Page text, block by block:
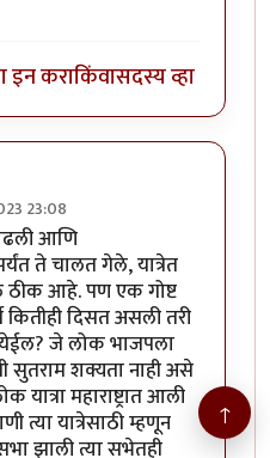
इन कराकिंवासदस्य व्हा
23:08
आणि
ते चालत गेले, यात्रेत
ठीक आहे. पण एक गोष्ट
कितीही दिसत असली तरी
जे लोक भाजपला
सुतराम शक्यता नाही असे
यात्रा महाराष्ट्रात आली
त्या यात्रेसाठी म्हणून
झाली त्या सभेतही
↑